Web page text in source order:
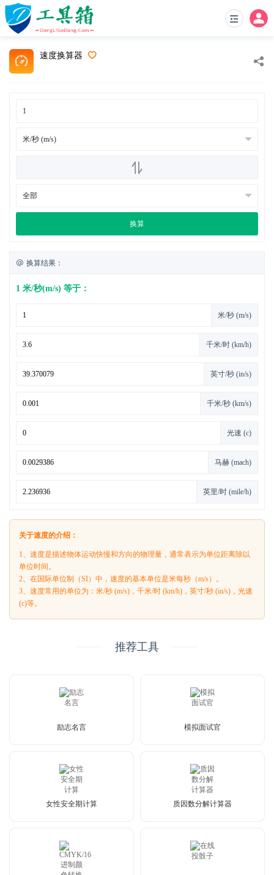
速度换算器
换算
换算结果：
1 米/秒(m/s) 等于：
米/秒 (m/s)
千米/时 (km/h)
英寸/秒 (in/s)
千米/秒 (km/s)
光速 (c)
马赫 (mach)
英里/时 (mile/h)
关于速度的介绍：
1、速度是描述物体运动快慢和方向的物理量，通常表示为单位距离除以
单位时间。
2、在国际单位制（SI）中，速度的基本单位是米每秒（m/s）。
3、速度常用的单位为：米/秒 (m/s)，千米/时 (km/h)，英寸/秒 (in/s)，光速
(c)等。
推荐工具
励志名言 模拟面试官
女性安全期计算 质因数分解计算器